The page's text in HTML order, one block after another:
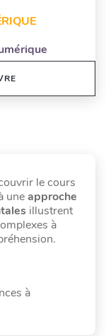
le cours
uneapproche
illustrent
à
à